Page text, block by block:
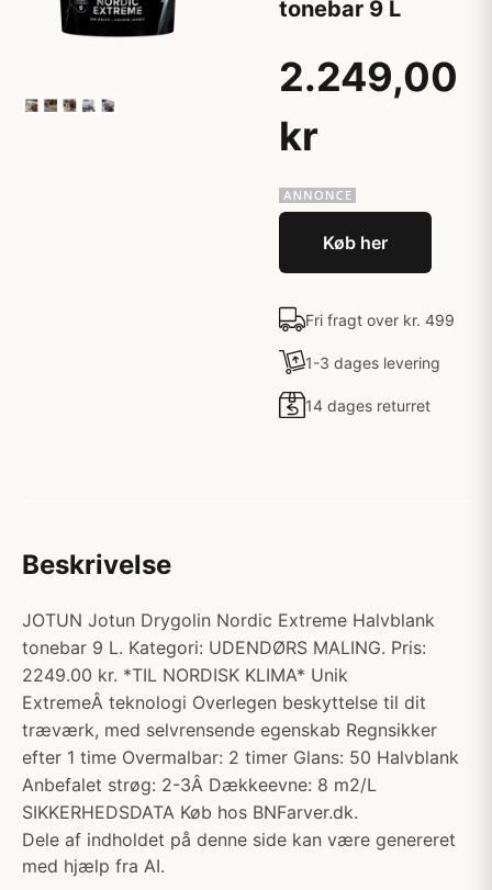
tonebar 9 L
2.249,00
kr
Køb her
Fri fragt over kr. 499
1-3 dages levering
14 dages returret
Beskrivelse
JOTUN Jotun Drygolin Nordic Extreme Halvblank
tonebar 9 L. Kategori: UDENDØRS MALING. Pris:
2249.00 kr. *TIL NORDISK KLIMA* Unik
ExtremeÂ teknologi Overlegen beskyttelse til dit
træværk, med selvrensende egenskab Regnsikker
efter 1 time Overmalbar: 2 timer Glans: 50 Halvblank
Anbefalet strøg: 2-3Â Dækkeevne: 8 m2/L
SIKKERHEDSDATA Køb hos BNFarver.dk.
Dele af indholdet på denne side kan være genereret
med hjælp fra AI.